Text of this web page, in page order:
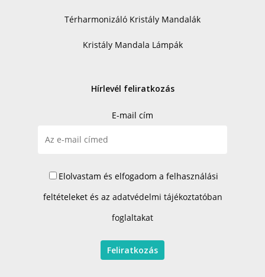
Térharmonizáló Kristály Mandalák
Kristály Mandala Lámpák
Hírlevél feliratkozás
E-mail cím
Elolvastam és elfogadom a felhasználási
feltételeket és az adatvédelmi tájékoztatóban
foglaltakat